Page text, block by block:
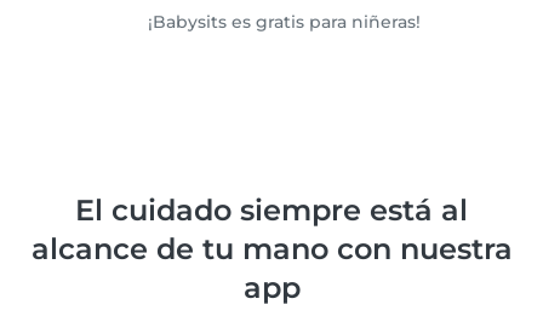
¡Babysits es gratis para niñeras!
El cuidado siempre está al
alcance de tu mano con nuestra
app